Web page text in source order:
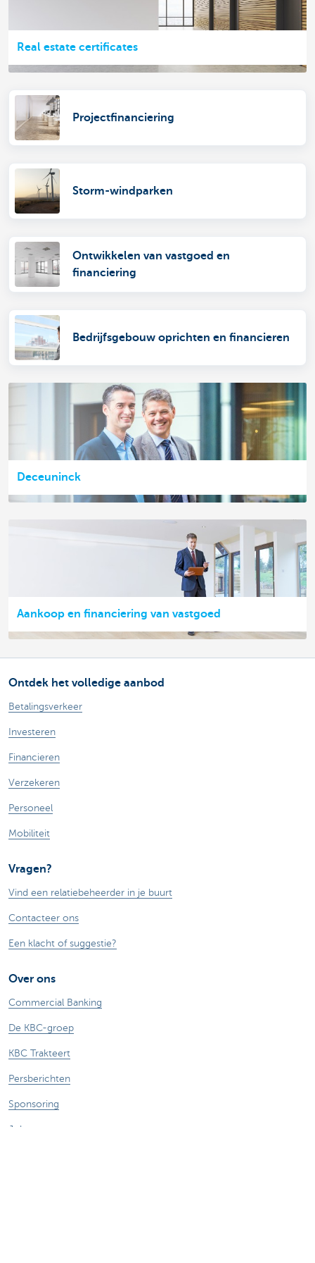
Real estate certificates
Projectfinanciering
Storm-windparken
Ontwikkelen van vastgoed en
financiering
Bedrijfsgebouw oprichten en financieren
Deceuninck
Aankoop en financiering van vastgoed
Ontdek het volledige aanbod
Betalingsverkeer
Investeren
Financieren
Verzekeren
Personeel
Mobiliteit
Vragen?
Vind een relatiebeheerder in je buurt
Contacteer ons
Een klacht of suggestie?
Over ons
Commercial Banking
De KBC-groep
KBC Trakteert
Persberichten
Sponsoring
Jobs